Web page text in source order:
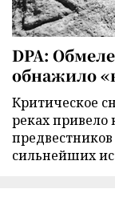
DPA:
обнажило
Критическое
реках
сильнейших